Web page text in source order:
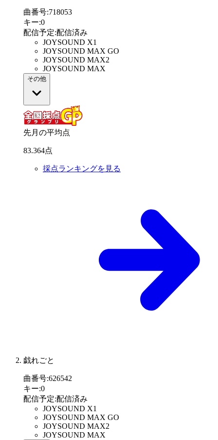
曲番号:718053
キー:0
配信予定:配信済み
JOYSOUND X1
JOYSOUND MAX GO
JOYSOUND MAX2
JOYSOUND MAX
その他
先月の平均点
83.364点
採点ランキングを見る
戯れごと
曲番号:626542
キー:0
配信予定:配信済み
JOYSOUND X1
JOYSOUND MAX GO
JOYSOUND MAX2
JOYSOUND MAX